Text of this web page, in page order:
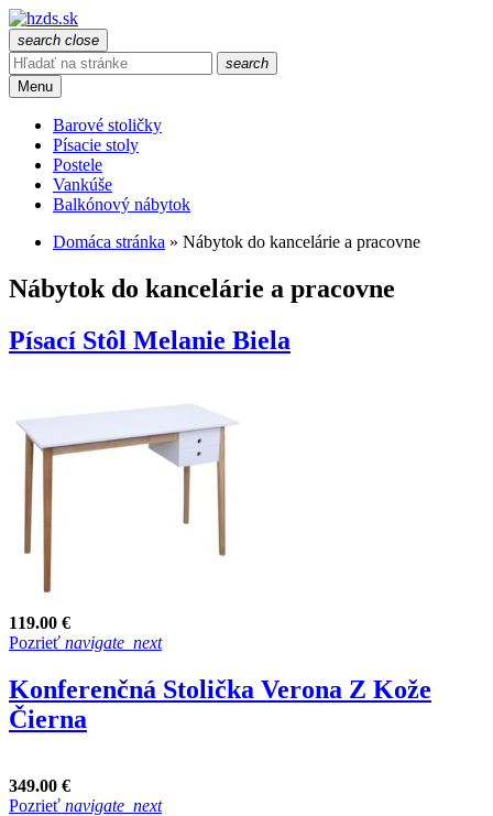
search close
search
Menu
Barové stoličky
Písacie stoly
Postele
Vankúše
Balkónový nábytok
Domáca stránka » Nábytok do kancelárie a pracovne
Nábytok do kancelárie a pracovne
Písací Stôl Melanie Biela
119.00 €
Pozrieť navigate_next
Konferenčná Stolička Verona Z Kože
Čierna
349.00 €
Pozrieť navigate_next